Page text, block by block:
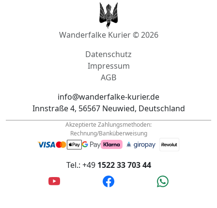
Wanderfalke Kurier © 2026
Impressum
AGB
Innstraße 4, 56567 Neuwied, Deutschland
Akzeptierte Zahlungsmethoden:
Rechnung/Banküberweisung